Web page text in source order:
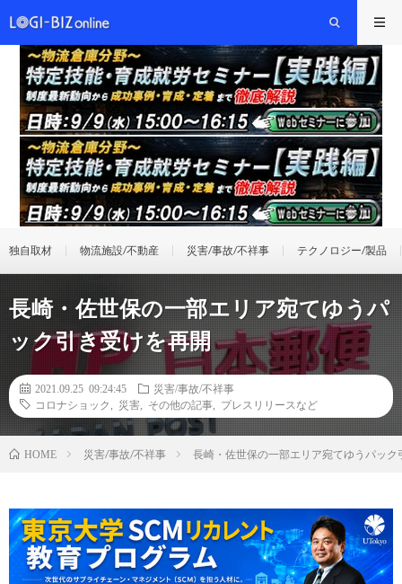
独自取材 物流施設/不動産 災害/事故/不祥事 テクノロジー/製品
長崎・佐世保の一部エリア宛てゆうパ
ック引き受けを再開
2021.09.25 09:24:45
災害/事故/不祥事
コロナショック
災害 その他の記事 プレスリリースなど
HOME 災害/事故/不祥事 長崎・佐世保の一部エリア宛てゆうパック